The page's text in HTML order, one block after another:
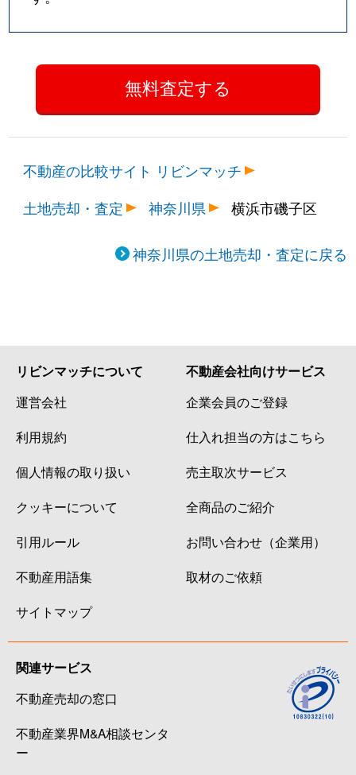
不動産の比較サイト リビンマッチ
土地売却・査定
神奈川県 横浜市磯子区
神奈川県の土地売却・査定に戻る
リビンマッチについて
運営会社
利用規約
個人情報の取り扱い
クッキーについて
引用ルール
不動産用語集
サイトマップ
不動産会社向けサービス
企業会員のご登録
仕入れ担当の方はこちら
売主取次サービス
全商品のご紹介
お問い合わせ（企業用）
取材のご依頼
関連サービス
不動産売却の窓口
不動産業界M&A相談センタ
ー